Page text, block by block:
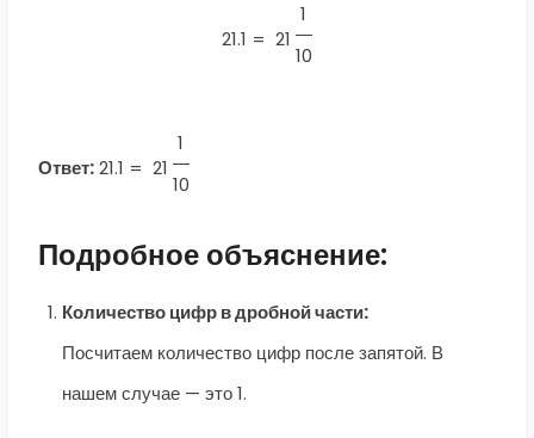
21.1 = 21
1
10
Ответ: 21.1 = 21
1
10
Подробное объяснение:
Количество цифр в дробной части:
Посчитаем количество цифр после запятой. В
нашем случае — это 1.